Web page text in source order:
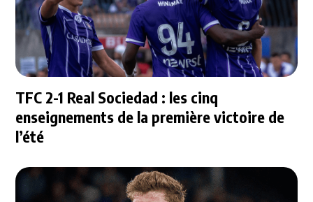
TFC 2-1 Real Sociedad : les cinq
enseignements de la première victoire de
l’été